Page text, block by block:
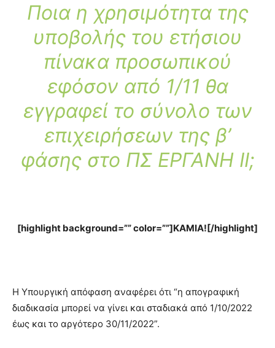
Ποια η χρησιμότητα της
υποβολής του ετήσιου
πίνακα προσωπικού
εφόσον από 1/11 θα
εγγραφεί το σύνολο των
επιχειρήσεων της β’
φάσης στο ΠΣ ΕΡΓΑΝΗ ΙΙ;
[highlight background=”” color=””]ΚΑΜΙΑ![/highlight]
Η Υπουργική απόφαση αναφέρει ότι “η απογραφική
διαδικασία μπορεί να γίνει και σταδιακά από 1/10/2022
έως και το αργότερο 30/11/2022”.